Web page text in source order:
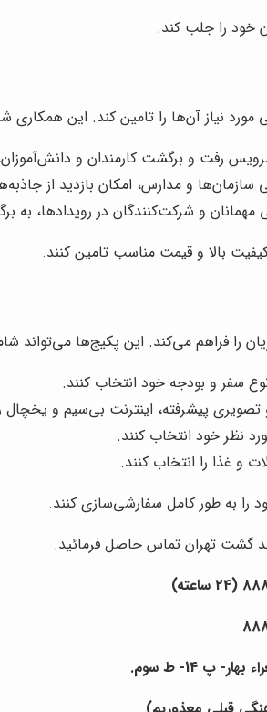
خود را جلب کند.
نیاز آن‌ها را تامین کند. این همکاری
رفت و برگشت کارمندان و
و مدارس، امکان بازدید از
و شرکت‌کنندگان در رویدادها، به
بالا و قیمت مناسب تامین کنند.
فراهم می‌کند. این پکیج‌ها می‌تواند
سفر و بودجه خود انتخاب کنند.
پیشرفته، اینترنت بی‌سیم و یخچال
نظر خود انتخاب کنند.
و غذا را انتخاب کنند.
را به طور کامل سفارشی‌سازی کنند.
گشت تهران تماس حاصل فرمائید.
پ 14- ط سوم.